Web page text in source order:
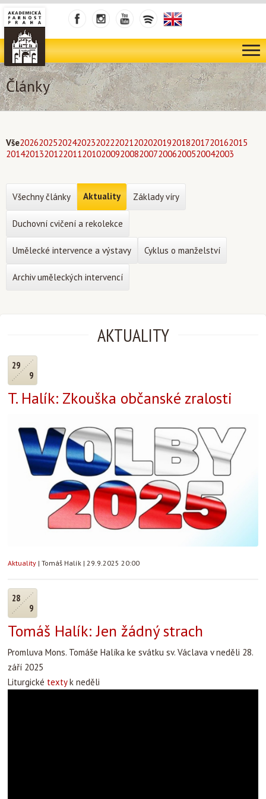
Články
Vše202620252024202320222021202020192018201720162015
201420132012201120102009200820072006200520042003
AKTUALITY
29
9
T. Halík: Zkouška občanské zralosti
Aktuality | Tomáš Halík | 29.9.2025 20:00
28
9
Tomáš Halík: Jen žádný strach
Promluva Mons. Tomáše Halíka ke svátku sv. Václava v neděli 28.
září 2025
Liturgické textyk neděli
Všechny články Aktuality Základy víry
Duchovní cvičení a rekolekce
Umělecké intervence a výstavy Cyklus o manželství
Archiv uměleckých intervencí